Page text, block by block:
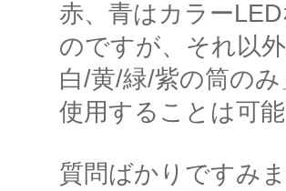
赤、青はカラー
のですが、それ以
白/黄/緑/紫の筒の
使用することは可
質問ばかりですみま